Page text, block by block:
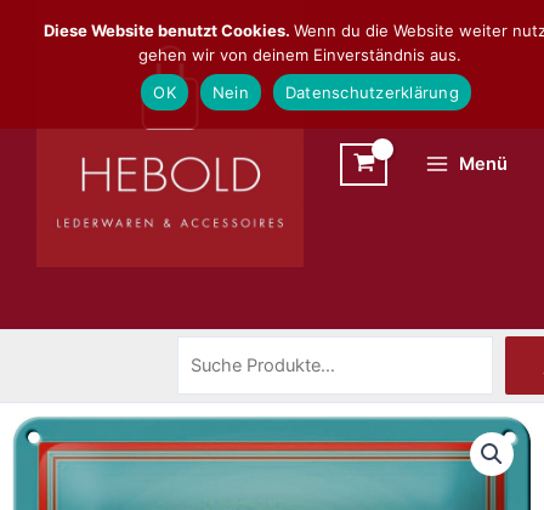
Inhalt
Menü
Diese Website benutzt Cookies. Wenn du die Website weiter
gehen wir von deinem Einverständnis aus.
OK
Nein Datenschutzerklärung